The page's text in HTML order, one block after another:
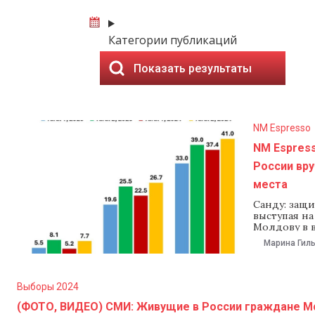
Категории публикаций
Показать результаты
NM Espresso
NM
России
места
Санду:
выступая
Молдову в
объявили
Марина
Выборы 2024
(ФОТО, ВИДЕО) СМИ: Живущие в России граждане